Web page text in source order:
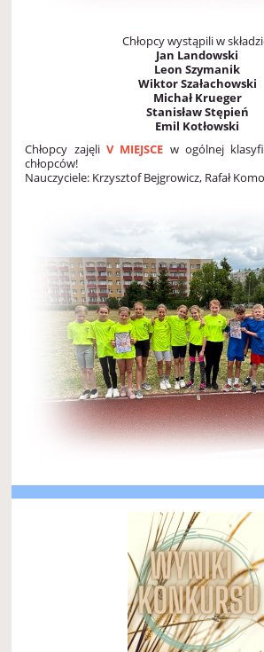
Chłopcy wystąpili w
Jan Landowski
Leon Szymanik
Wiktor Szałachowski
Michał Krueger
Stanisław Stępień
Emil Kotłowski
Chłopcy zajęli V MIEJSCE w ogólnej
chłopców!
Nauczyciele: Krzysztof Bejgrowicz, Rafał